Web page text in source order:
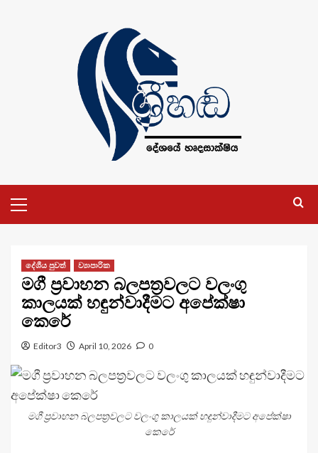
Menu
දේශීය පුවත් ව්‍යාපාරික
මගී ප්‍රවාහන බලපත්‍රවලට වලංගු
කාලයක් හඳුන්වාදීමට අපේක්ෂා
කෙරේ
Editor3 April 10, 2026 0
මගී ප්‍රවාහන බලපත්‍රවලට වලංගු කාලයක් හඳුන්වාදීමට අපේක්ෂා
කෙරේ